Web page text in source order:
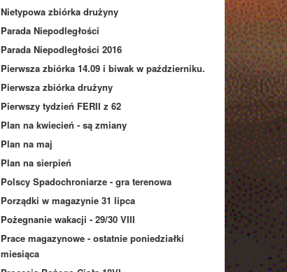
Nietypowa zbiórka drużyny
Parada Niepodległości
Parada Niepodległości 2016
Pierwsza zbiórka 14.09 i biwak w październiku.
Pierwsza zbiórka drużyny
Pierwszy tydzień FERII z 62
Plan na kwiecień - są zmiany
Plan na maj
Plan na sierpień
Polscy Spadochroniarze - gra terenowa
Porządki w magazynie 31 lipca
Pożegnanie wakacji - 29/30 VIII
Prace magazynowe - ostatnie poniedziałki
miesiąca